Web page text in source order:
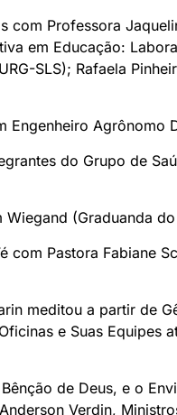
com Professora
em Educação:
SLS); Rafaela
Agrônomo
do Grupo de
(Graduanda
com Pastora Fabiane
meditou a partir de
e Suas Equipes
de Deus, e o
Verdin,